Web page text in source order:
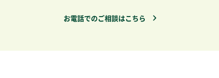
お電話でのご相談はこちら